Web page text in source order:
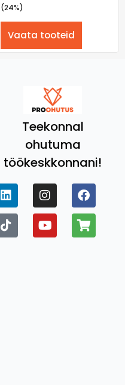
(24%)
Vaata tooteid
Teekonnal
ohutuma
töökeskkonnani!